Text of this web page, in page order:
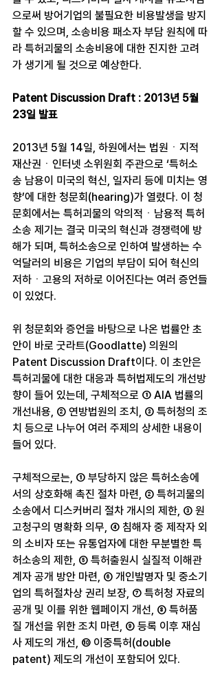
으로써 방어기업의 불필요한 비용발생을 방지
할 수 있으며, 소송비용 패소자 부담 원칙에 따
라 특허괴물의 소송비용에 대한 진지한 고려
가 생기게 될 것으로 예상한다.
Patent Discussion Draft : 2013년 5월
23일 발표
2013년 5월 14일, 하원에서는 법원ㆍ지적
재산권ㆍ인터넷 소위원회 주관으로 ‘특허소
송 남용이 미국의 혁신, 일자리 등에 미치는 영
향’에 대한 청문회(hearing)가 열렸다. 이 청
문회에서는 특허괴물의 악의적ㆍ남용적 특허
소송 제기는 결국 미국의 혁신과 경쟁력에 방
해가 되며, 특허소송으로 인하여 발생하는 수
억달러의 비용은 기업의 부담이 되어 혁신의
저하ㆍ고용의 저하로 이어진다는 여러 증언들
이 있었다.
위 청문회와 증언을 바탕으로 나온 법률안 초
안이 바로 굿라트(Goodlatte) 의원의
Patent Discussion Draft이다. 이 초안은
특허괴물에 대한 대응과 특허법제도의 개선방
향이 들어 있는데, 구체적으로 ① AIA 법률의
개선내용, ② 연방법원의 조치, ③ 특허청의 조
치 등으로 나누어 여러 주제의 상세한 내용이
들어 있다.
구체적으로는, ① 부당하지 않은 특허소송에
서의 상호화해 촉진 절차 마련, ② 특허괴물의
소송에서 디스커버리 절차 개시의 제한, ③ 원
고청구의 명확화 의무, ④ 침해자 중 제작자 외
의 소비자 또는 유통업자에 대한 무분별한 특
허소송의 제한, ⑤ 특허출원시 실질적 이해관
계자 공개 방안 마련, ⑥ 개인발명자 및 중소기
업의 특허절차상 권리 보장, ⑦ 특허청 자료의
공개 및 이를 위한 웹페이지 개선, ⑧ 특허품
질 개선을 위한 조치 마련, ⑨ 등록 이후 재심
사 제도의 개선, ⑩ 이중특허(double
patent) 제도의 개선이 포함되어 있다.